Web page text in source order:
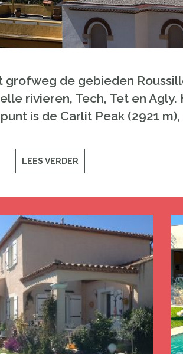
de gebieden
rivieren, Tech, Tet en Agly.
is de Carlit Peak (2921
LEES VERDER